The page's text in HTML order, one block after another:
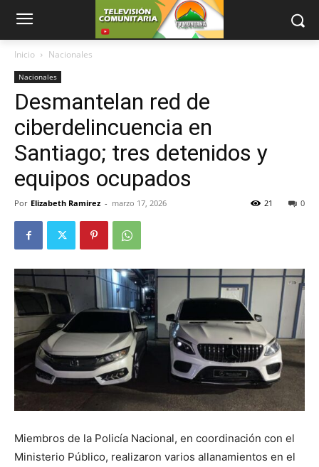
Inicio Nacionales
Nacionales
Desmantelan red de
ciberdelincuencia en
Santiago; tres detenidos y
equipos ocupados
Por Elizabeth Ramirez - marzo 17, 2026 0
21
Miembros de la Policía Nacional, en coordinación con el
Ministerio Público, realizaron varios allanamientos en el